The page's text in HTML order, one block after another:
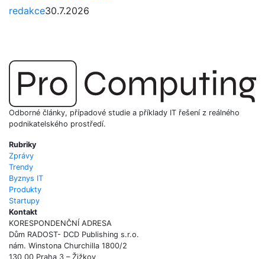
redakce30.7.2026
Odborné články, případové studie a příklady IT řešení z reálného
podnikatelského prostředí.
Rubriky
Zprávy
Trendy
Byznys IT
Produkty
Startupy
Kontakt
KORESPONDENČNÍ ADRESA
Dům RADOST- DCD Publishing s.r.o.
nám. Winstona Churchilla 1800/2
130 00 Praha 3 – Žižkov